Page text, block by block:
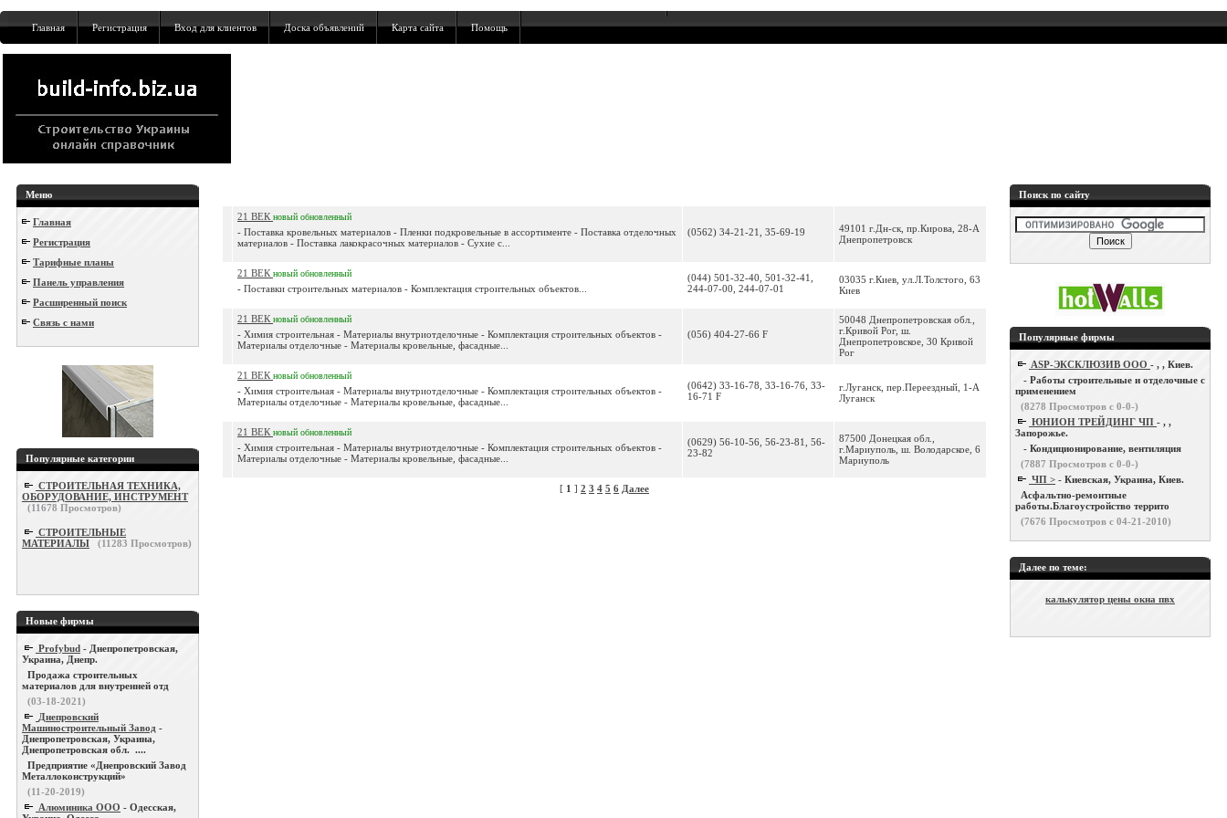
Главная Регистрация Вход для клиентов Доска объявлений Карта сайта Помощь
Меню
Главная
Регистрация
Тарифные планы
Панель управления
Расширенный поиск
Связь с нами
Популярные категории
СТРОИТЕЛЬНАЯ ТЕХНИКА,
ОБОРУДОВАНИЕ, ИНСТРУМЕНТ
(11678 Просмотров)
СТРОИТЕЛЬНЫЕ
МАТЕРИАЛЫ
(11283 Просмотров)
Новые фирмы
Profybud - Днепропетровская,
Украина, Днепр.
Продажа строительных
материалов для внутренней отд
(03-18-2021)
Днепровский
Машиностроительный Завод -
Днепропетровская, Украина,
Днепропетровская обл. ....
Предприятие «Днепровский Завод
Металлоконструкций»
(11-20-2019)
Алюминика ООО - Одесская,
21 ВЕК новый обновленный
- Поставка кровельных материалов - Пленки подкровельные в ассортименте - Поставка отделочных
материалов - Поставка лакокрасочных материалов - Сухие с...
(0562) 34-21-21, 35-69-19
49101 г.Дн-ск, пр.Кирова, 28-А
Днепропетровск
21 ВЕК новый обновленный
- Поставки строительных материалов - Комплектация строительных объектов...
(044) 501-32-40, 501-32-41,
244-07-00, 244-07-01
03035 г.Киев, ул.Л.Толстого, 63
Киев
21 ВЕК новый обновленный
- Химия строительная - Материалы внутриотделочные - Комплектация строительных объектов -
Материалы отделочные - Материалы кровельные, фасадные...
(056) 404-27-66 F
50048 Днепропетровская обл.,
г.Кривой Рог, ш.
Днепропетровское, 30 Кривой
Рог
21 ВЕК новый обновленный
- Химия строительная - Материалы внутриотделочные - Комплектация строительных объектов -
Материалы отделочные - Материалы кровельные, фасадные...
(0642) 33-16-78, 33-16-76, 33-
16-71 F
г.Луганск, пер.Переездный, 1-А
Луганск
21 ВЕК новый обновленный
- Химия строительная - Материалы внутриотделочные - Комплектация строительных объектов -
Материалы отделочные - Материалы кровельные, фасадные...
(0629) 56-10-56, 56-23-81, 56-
23-82
87500 Донецкая обл.,
г.Мариуполь, ш. Володарское, 6
Мариуполь
[ 1 ] 2 3 4 5 6 Далее
Поиск по сайту
Популярные фирмы
ASP-ЭКСКЛЮЗИВ ООО - , , Киев.
- Работы строительные и отделочные с
применением
(8278 Просмотров с 0-0-)
ЮНИОН ТРЕЙДИНГ ЧП - , ,
Запорожье.
- Кондиционирование, вентиляция
(7887 Просмотров с 0-0-)
ЧП > - Киевская, Украина, Киев.
Асфальтно-ремонтные
работы.Благоустройство террито
(7676 Просмотров с 04-21-2010)
Далее по теме:
калькулятор цены окна пвх